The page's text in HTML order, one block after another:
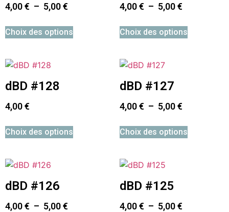
4,00€ – 5,00€
Choix des options
4,00€ – 5,00€
Choix des options
dBD #128
4,00€
Choix des options
dBD #127
4,00€ – 5,00€
Choix des options
dBD #126
4,00€ – 5,00€
dBD #125
4,00€ – 5,00€